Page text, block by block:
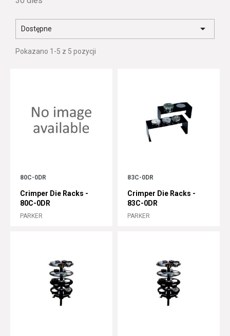
Dostępne 
Pokazano 1-5 z 5 pozycji
80C-0DR
Crimper Die Racks -
80C-0DR
PARKER
83C-0DR
Crimper Die Racks -
83C-0DR
PARKER